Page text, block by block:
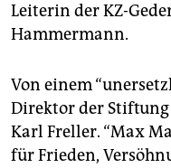
Leiterin der KZ-
Hammermann.
Von einem
Direktor der Stiftung
Karl Freller. “Max
für Frieden,